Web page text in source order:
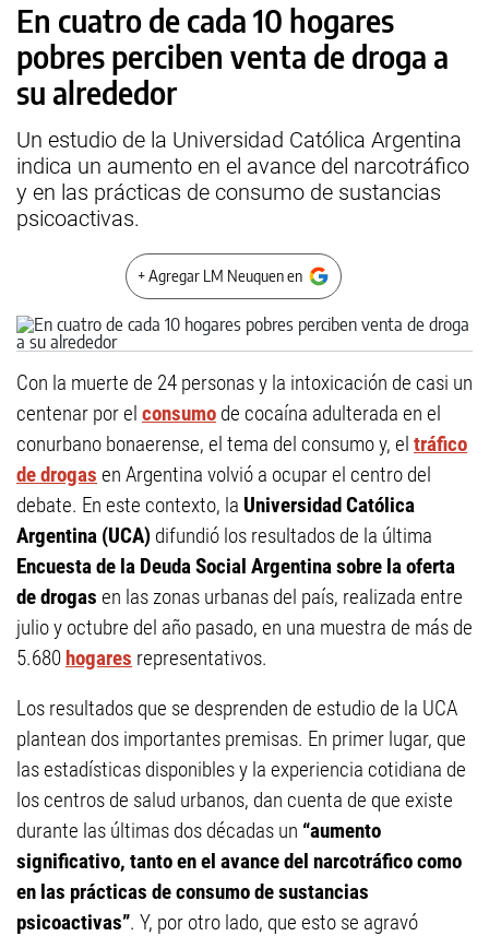
En cuatro de cada 10 hogares
pobres perciben venta de droga a
su alrededor
Un estudio de la Universidad Católica Argentina
indica un aumento en el avance del narcotráfico
y en las prácticas de consumo de sustancias
psicoactivas.
+ Agregar LM Neuquen en
Con la muerte de 24 personas y la intoxicación de casi un
centenar por el consumo de cocaína adulterada en el
conurbano bonaerense, el tema del consumo y, el tráfico
de drogas en Argentina volvió a ocupar el centro del
debate. En este contexto, la Universidad Católica
Argentina (UCA) difundió los resultados de la última
Encuesta de la Deuda Social Argentina sobre la oferta
de drogas en las zonas urbanas del país, realizada entre
julio y octubre del año pasado, en una muestra de más de
5.680 hogares representativos.
Los resultados que se desprenden de estudio de la UCA
plantean dos importantes premisas. En primer lugar, que
las estadísticas disponibles y la experiencia cotidiana de
los centros de salud urbanos, dan cuenta de que existe
durante las últimas dos décadas un “aumento
significativo, tanto en el avance del narcotráfico como
en las prácticas de consumo de sustancias
psicoactivas”. Y, por otro lado, que esto se agravó